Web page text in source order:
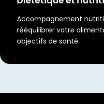
Accompagnement
rééquilibrer votre
objectifs de santé.